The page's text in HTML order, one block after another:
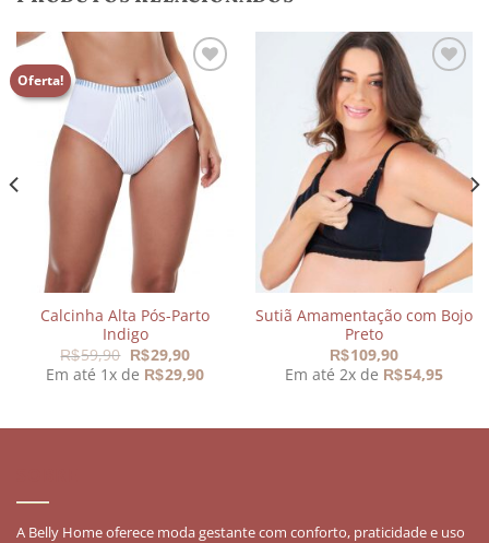
Oferta!
Adicionar
aos
meus
desejos
Calcinha Alta Pós-Parto
Indigo
R$59,90 O
preço
original
R$29,90O
preço
atual
Em até 1x de R$29,90
Adicionar
aos
meus
desejos
Sutiã Amamentação com Bojo
Preto
R$109,90
Em até 2x de R$54,95
A Belly Home oferece moda gestante com conforto, praticidade e uso